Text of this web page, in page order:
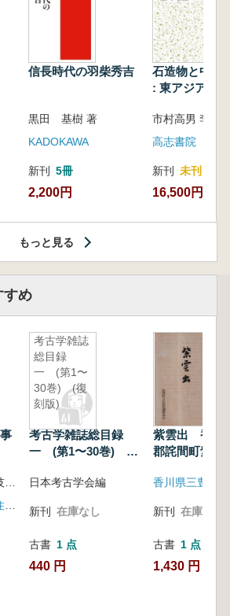
信長時代の羽柴秀吉
黒田 基樹 著
KADOKAWA
新刊 5冊
2,200円
石造物と中世
: 東アジアと
高志書院
新刊 未刊
16,500円
もっと見る
すめ
考古学雑誌
総目録
一 (第1〜
30巻) (復
刻版)
考古学雑誌総目録
一 (第1〜30巻)
日本考古学会編
新刊 在庫なし
古書 1 点
440 円
紫雲出 香川
郡詫間町紫雲
新刊 在庫なし
古書 1 点
1,430 円